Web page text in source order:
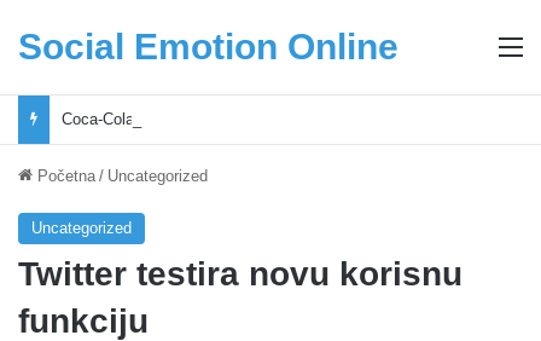
Social Emotion Online
Početna / Uncategorized
Uncategorized
Twitter testira novu korisnu
funkciju